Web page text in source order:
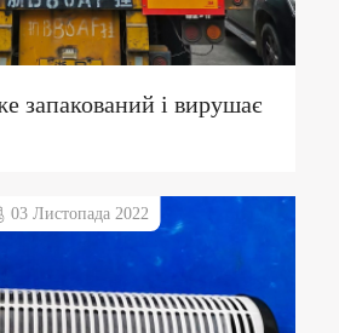
запакований і вирушає
03 Листопада 2022